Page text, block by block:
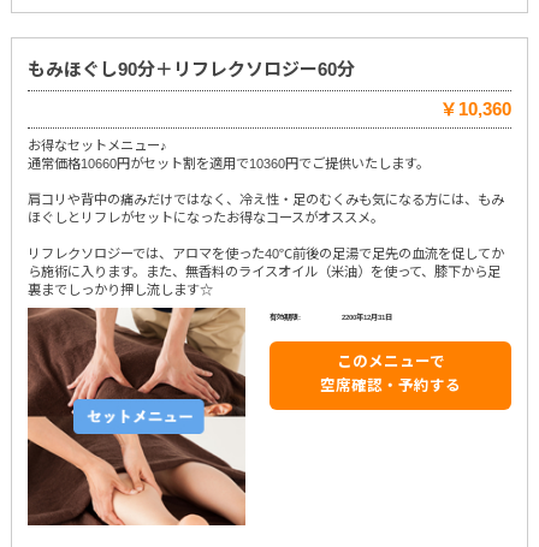
もみほぐし90分＋リフレクソロジー60分
￥10,360
お得なセットメニュー♪
通常価格10660円がセット割を適用で10360円でご提供いたします。
肩コリや背中の痛みだけではなく、冷え性・足のむくみも気になる方には、もみ
ほぐしとリフレがセットになったお得なコースがオススメ。
リフレクソロジーでは、アロマを使った40℃前後の足湯で足先の血流を促してか
ら施術に入ります。また、無香料のライスオイル（米油）を使って、膝下から足
裏までしっかり押し流します☆
有効期限: 2200年12月31日
このメニューで
空席確認・予約する